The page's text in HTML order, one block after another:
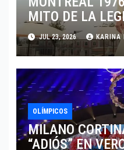
MITO DE LA
COMANECI
JUL 23, 2026 KARINA
OLÍMPICOS
MILANO
“ADIÓS” EN